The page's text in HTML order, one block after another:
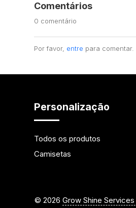
Comentários
0 comentário
Por favor, entre para comentar.
Personalização
Todos os produtos
Camisetas
©2026 Grow Shine